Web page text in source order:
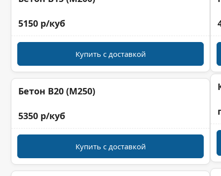
5150 р/куб
Купить с доставкой
Бетон B20 (M250)
5350 р/куб
Купить с доставкой